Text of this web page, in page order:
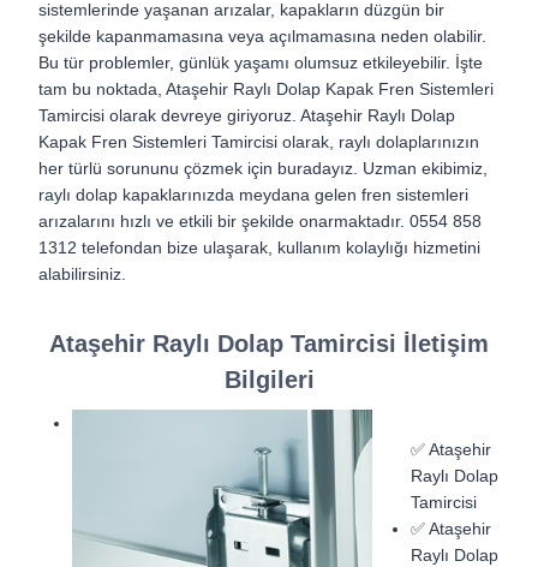
sistemlerinde yaşanan arızalar, kapakların düzgün bir
şekilde kapanmamasına veya açılmamasına neden olabilir.
Bu tür problemler, günlük yaşamı olumsuz etkileyebilir. İşte
tam bu noktada, Ataşehir Raylı Dolap Kapak Fren Sistemleri
Tamircisi olarak devreye giriyoruz. Ataşehir Raylı Dolap
Kapak Fren Sistemleri Tamircisi olarak, raylı dolaplarınızın
her türlü sorununu çözmek için buradayız. Uzman ekibimiz,
raylı dolap kapaklarınızda meydana gelen fren sistemleri
arızalarını hızlı ve etkili bir şekilde onarmaktadır. 0554 858
1312 telefondan bize ulaşarak, kullanım kolaylığı hizmetini
alabilirsiniz.
Ataşehir Raylı Dolap Tamircisi İletişim
Bilgileri
✅ Ataşehir
Raylı Dolap
Tamircisi
✅ Ataşehir
Raylı Dolap